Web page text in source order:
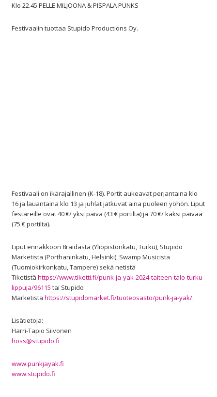
Klo 22.45 PELLE MILJOONA & PISPALA PUNKS
Festivaalin tuottaa Stupido Productions Oy.
Festivaali on ikärajallinen (K-18). Portit aukeavat perjantaina klo
16 ja lauantaina klo 13 ja juhlat jatkuvat aina puoleen yöhön. Liput
festareille ovat 40 €/ yksi päivä (43 € portilta) ja 70 €/ kaksi päivää
(75 € portilta).
Liput ennakkoon 8raidasta (Yliopistonkatu, Turku), Stupido
Marketista (Porthaninkatu, Helsinki), Swamp Musicista
(Tuomiokirkonkatu, Tampere) sekä netistä
Tiketistä https://www.tiketti.fi/punk-ja-yak-2024-taiteen-talo-turku-
lippuja/96115 tai Stupido
Marketista https://stupidomarket.fi/tuoteosasto/punk-ja-yak/.
Lisätietoja:
Harri-Tapio Siivonen
hoss@stupido.fi
www.punkjayak.fi
www.stupido.fi